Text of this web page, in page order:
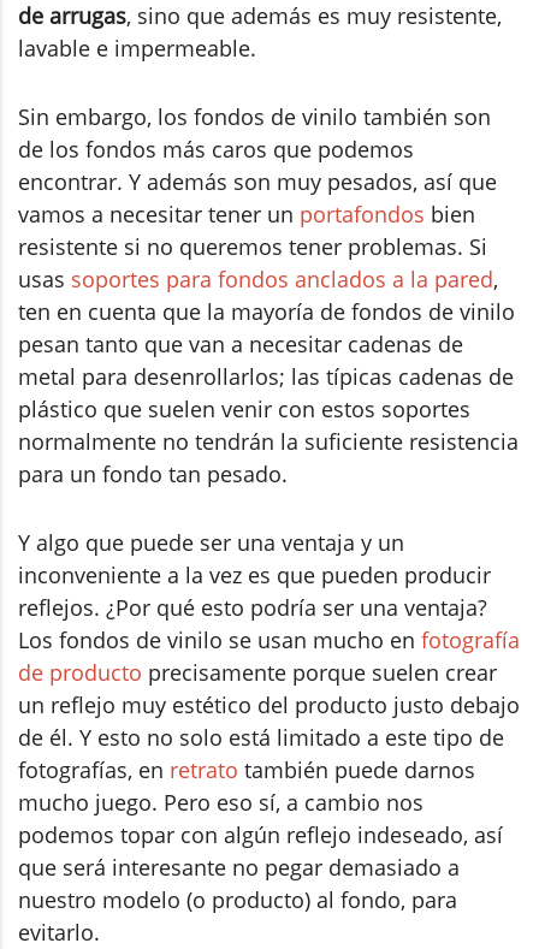
de arrugas, sino que además es muy resistente,
lavable e impermeable.
Sin embargo, los fondos de vinilo también son
de los fondos más caros que podemos
encontrar. Y además son muy pesados, así que
vamos a necesitar tener un portafondos bien
resistente si no queremos tener problemas. Si
usas soportes para fondos anclados a la pared,
ten en cuenta que la mayoría de fondos de vinilo
pesan tanto que van a necesitar cadenas de
metal para desenrollarlos; las típicas cadenas de
plástico que suelen venir con estos soportes
normalmente no tendrán la suficiente resistencia
para un fondo tan pesado.
Y algo que puede ser una ventaja y un
inconveniente a la vez es que pueden producir
reflejos. ¿Por qué esto podría ser una ventaja?
Los fondos de vinilo se usan mucho en fotografía
de producto precisamente porque suelen crear
un reflejo muy estético del producto justo debajo
de él. Y esto no solo está limitado a este tipo de
fotografías, en retrato también puede darnos
mucho juego. Pero eso sí, a cambio nos
podemos topar con algún reflejo indeseado, así
que será interesante no pegar demasiado a
nuestro modelo (o producto) al fondo, para
evitarlo.